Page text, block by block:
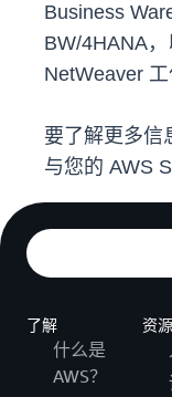
Business
BW/4HANA
NetWeaver 工
要了解更多信
与您的 AWS
了解
什么是
AWS？
资源